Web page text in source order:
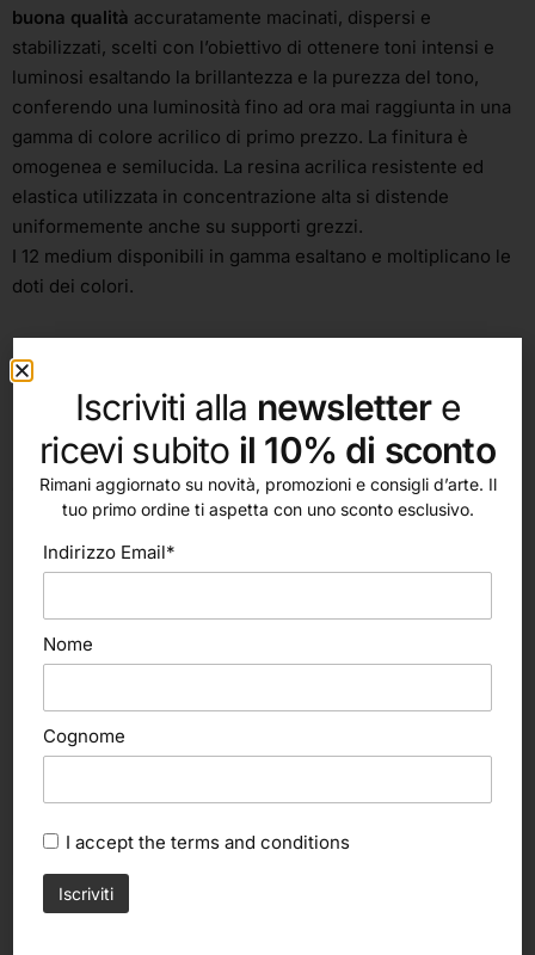
buona qualità accuratamente macinati, dispersi e
stabilizzati, scelti con l’obiettivo di ottenere toni intensi e
luminosi esaltando la brillantezza e la purezza del tono,
conferendo una luminosità fino ad ora mai raggiunta in una
gamma di colore acrilico di primo prezzo. La finitura è
omogenea e semilucida. La resina acrilica resistente ed
elastica utilizzata in concentrazione alta si distende
uniformemente anche su supporti grezzi.
I 12 medium disponibili in gamma esaltano e moltiplicano le
doti dei colori.
Ti potrebbe interessare…
Scegli
Maimeri
Iscriviti alla newslettere
ricevi subito il 10% di sconto
Rimani aggiornato su novità, promozioni e consigli d’arte. Il
tuo primo ordine ti aspetta con uno sconto esclusivo.
Indirizzo Email*
Nome
Cognome
I accept the terms and conditions